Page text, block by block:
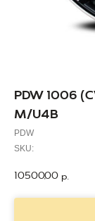
PDW 1006
M/U4B
PDW
SKU:
10500,00 р.